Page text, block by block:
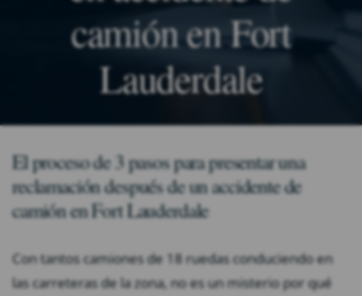
camión en Fort
Lauderdale
El proceso de 3 pasos para presentar una
reclamación después de un accidente de
camión en Fort Lauderdale
Con tantos camiones de 18 ruedas conduciendo en
las carreteras de la zona, no es un misterio por qué